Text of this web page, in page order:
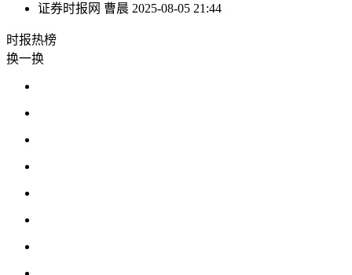
证券时报网 曹晨 2025-08-05 21:44
时报热榜
换一换